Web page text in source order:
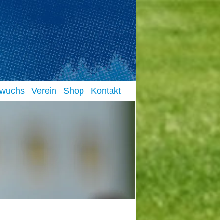
FC
Verein Shop Kontakt